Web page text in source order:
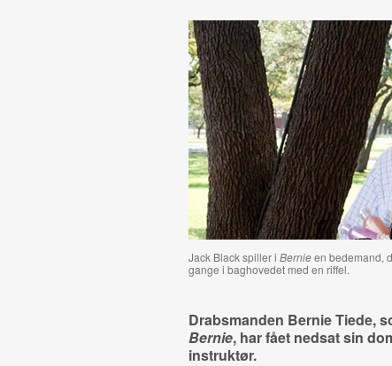
Jack Black spiller i Bernieen bedemand,
gange i baghovedet med en riffel.
Drabsmanden Bernie Tiede,
Bernie, har fået nedsat sin
instruktør.